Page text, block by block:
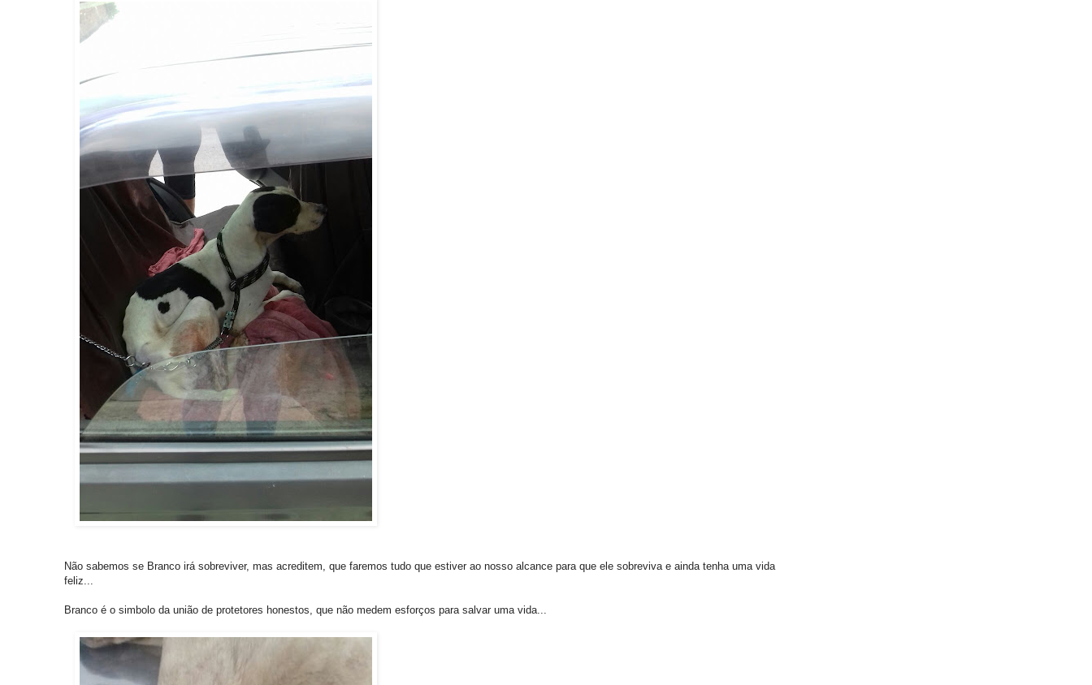
Não sabemos se Branco irá sobreviver, mas acreditem, que faremos tudo que estiver ao nosso alcance para que ele sobreviva e ainda tenha uma vida
feliz...
Branco é o simbolo da união de protetores honestos, que não medem esforços para salvar uma vida...